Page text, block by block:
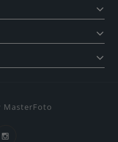
MasterFoto